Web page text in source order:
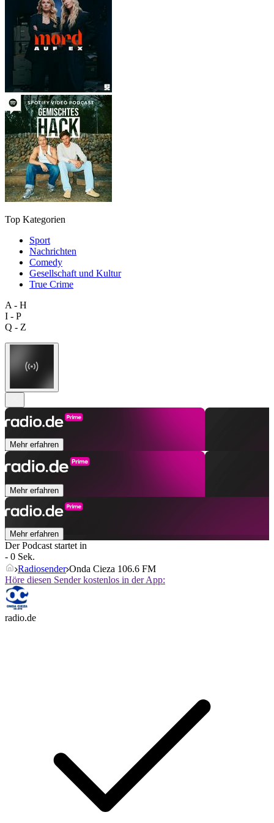
Top Kategorien
Sport
Nachrichten
Comedy
Gesellschaft und Kultur
True Crime
A - H
I - P
Q - Z
Mehr erfahren
Mehr erfahren
Mehr erfahren
Der Podcast startet in
- 0 Sek.
Radiosender Onda Cieza 106.6 FM
Höre diesen Sender kostenlos in der App:
radio.de